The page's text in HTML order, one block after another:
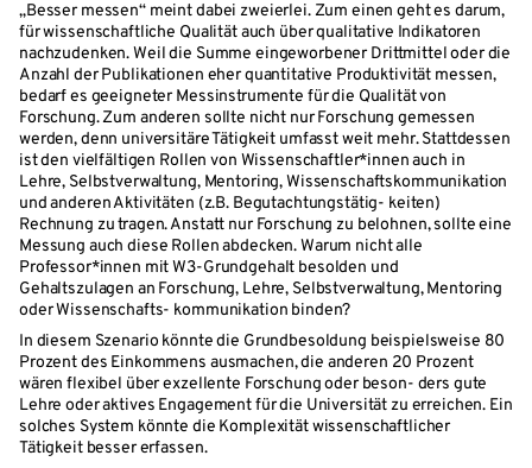
„Besser messen“ meint dabei zweierlei. Zum einen geht es darum,
für wissenschaftliche Qualität auch über qualitative Indikatoren
nachzudenken. Weil die Summe eingeworbener Drittmittel oder die
Anzahl der Publikationen eher quantitative Produktivität messen,
bedarf es geeigneter Messinstrumente für die Qualität von
Forschung. Zum anderen sollte nicht nur Forschung gemessen
werden, denn universitäre Tätigkeit umfasst weit mehr. Stattdessen
ist den vielfältigen Rollen von Wissenschaftler*innen auch in
Lehre, Selbstverwaltung, Mentoring, Wissenschaftskommunikation
und anderen Aktivitäten (z.B. Begutachtungstätig- keiten)
Rechnung zu tragen. Anstatt nur Forschung zu belohnen, sollte eine
Messung auch diese Rollen abdecken. Warum nicht alle
Professor*innen mit W3-Grundgehalt besolden und
Gehaltszulagen an Forschung, Lehre, Selbstverwaltung, Mentoring
oder Wissenschafts- kommunikation binden?
In diesem Szenario könnte die Grundbesoldung beispielsweise 80
Prozent des Einkommens ausmachen, die anderen 20 Prozent
wären flexibel über exzellente Forschung oder beson- ders gute
Lehre oder aktives Engagement für die Universität zu erreichen. Ein
solches System könnte die Komplexität wissenschaftlicher
Tätigkeit besser erfassen.